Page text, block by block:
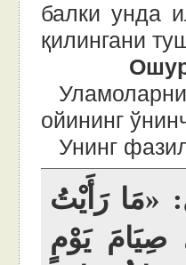
балки унда
қилингани
ойининг
Унинг
«مَا رَأَيْتُ
صِيَامَ يَوْمٍ